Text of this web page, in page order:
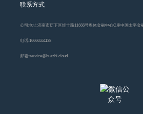
联系方式
公司地址:济南市历下区经十路11666号奥体金融中心C座中国太平金
电话:16666551138
邮箱:service@huazhi.cloud